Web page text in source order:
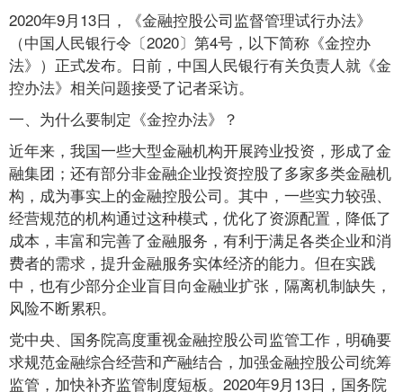
2020年9月13日，《金融控股公司监督管理试行办法》
（中国人民银行令〔2020〕第4号，以下简称《金控办
法》）正式发布。日前，中国人民银行有关负责人就《金
控办法》相关问题接受了记者采访。
一、为什么要制定《金控办法》？
近年来，我国一些大型金融机构开展跨业投资，形成了金
融集团；还有部分非金融企业投资控股了多家多类金融机
构，成为事实上的金融控股公司。其中，一些实力较强、
经营规范的机构通过这种模式，优化了资源配置，降低了
成本，丰富和完善了金融服务，有利于满足各类企业和消
费者的需求，提升金融服务实体经济的能力。但在实践
中，也有少部分企业盲目向金融业扩张，隔离机制缺失，
风险不断累积。
党中央、国务院高度重视金融控股公司监管工作，明确要
求规范金融综合经营和产融结合，加强金融控股公司统筹
监管，加快补齐监管制度短板。2020年9月13日，国务院